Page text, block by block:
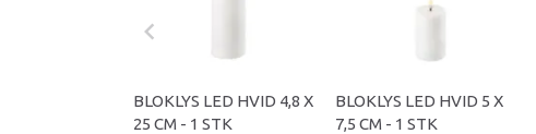
BLOKLYS LED HVID 4,8 X
25 CM - 1 STK
BLOKLYS LED HVID 5 X
7,5 CM - 1 STK